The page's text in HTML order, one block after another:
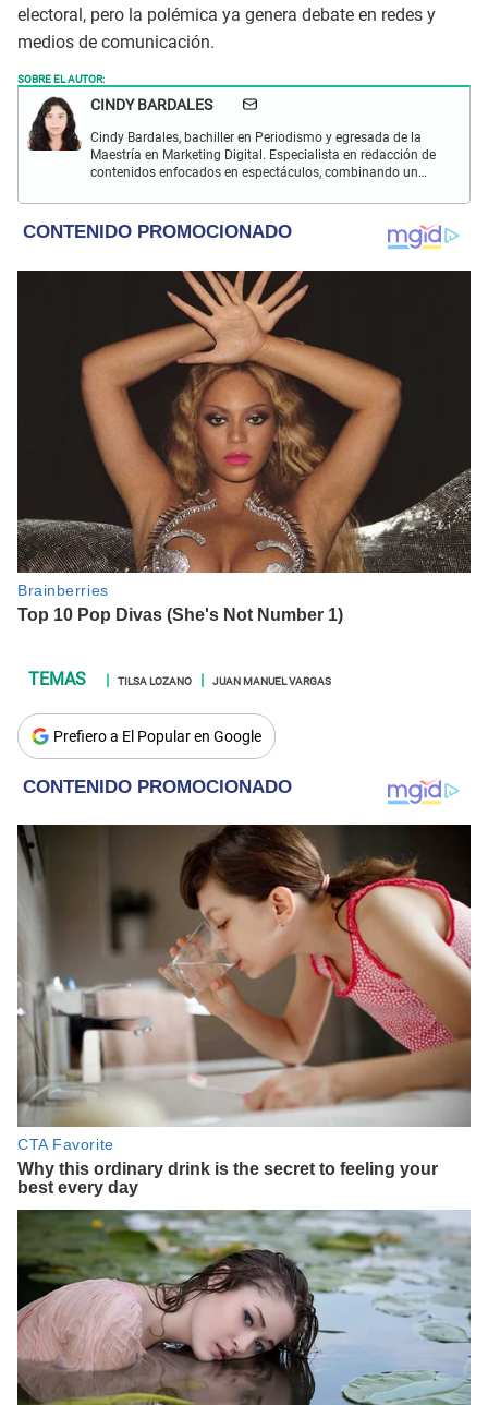
electoral, pero la polémica ya genera debate en redes y
medios de comunicación.
SOBRE EL AUTOR:
CINDY BARDALES
Cindy Bardales, bachiller en Periodismo y egresada de la
Maestría en Marketing Digital. Especialista en redacción de
contenidos enfocados en espectáculos, combinando un
TILSA LOZANO JUAN MANUEL VARGAS
Prefiero a El Popular en Google